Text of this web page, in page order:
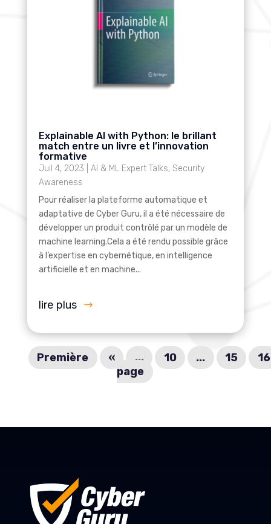
Explainable AI with Python: le brillant
match entre un livre et l’innovation
formative
Juil 4, 2023 AI & ML Expert Talks, Security
Awareness
Pour réaliser la plateforme automatique et
adaptative de Cyber Guru, il a été nécessaire de
développer un produit contrôlé par un modèle de
machine learning.Cela a été rendu possible grâce
à l’expertise en cybernétique, en intelligence
artificielle et en machine...
lire plus
Première « ... 10 ... 15
16
page